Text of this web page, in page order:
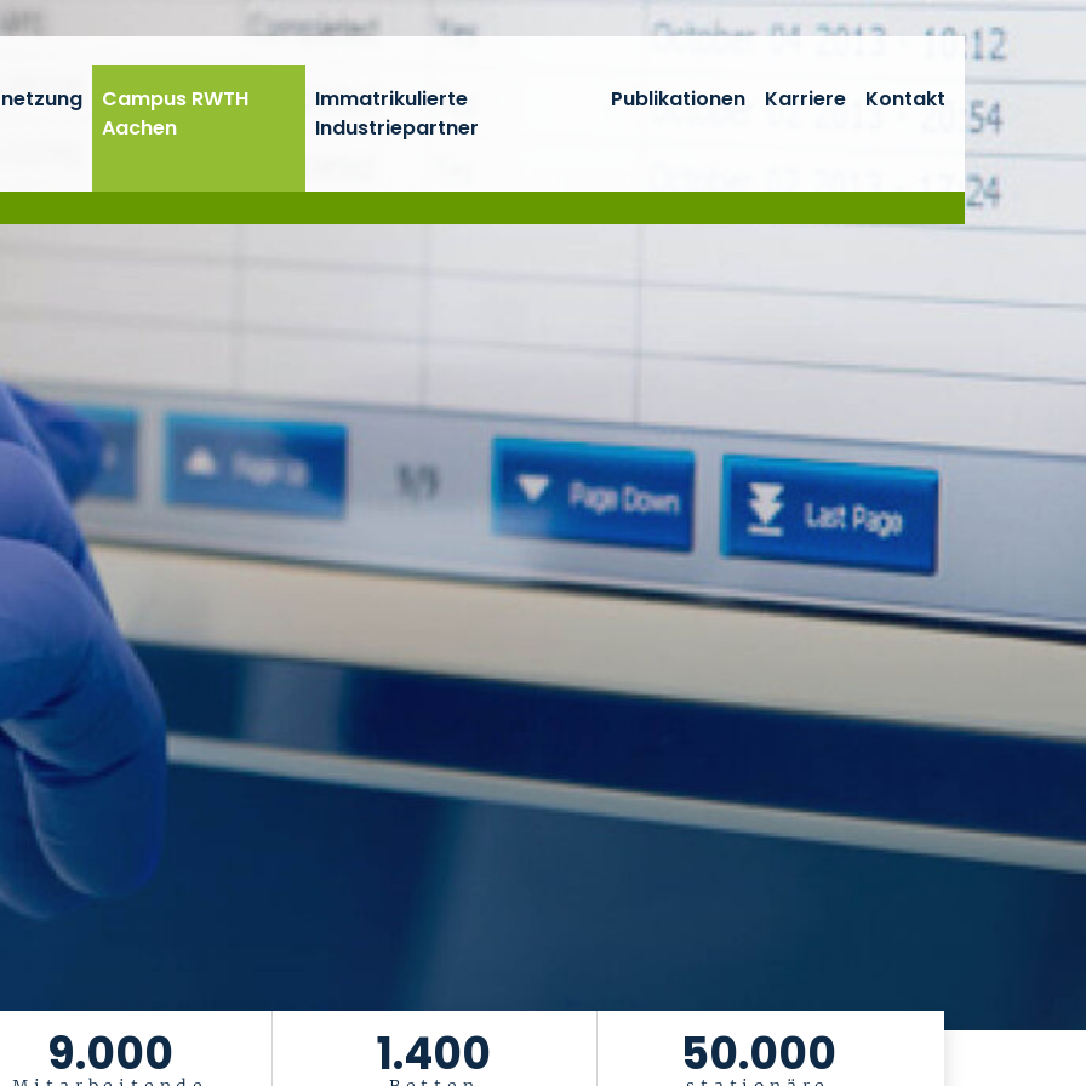
9.000 1.400 50.000
Campus RWTH
Aachen
Immatrikulierte
Industriepartner
Publikationen Karriere Kontakt